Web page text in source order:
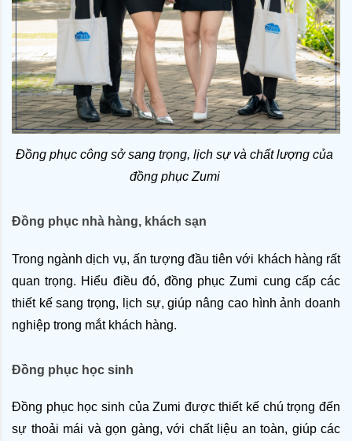
Đồng phục công sở sang trọng, lịch sự và chất lượng của
đồng phục Zumi
Đồng phục nhà hàng, khách sạn
Trong ngành dịch vụ, ấn tượng đầu tiên với khách hàng rất
quan trọng. Hiểu điều đó, đồng phục Zumi cung cấp các
thiết kế sang trọng, lịch sự, giúp nâng cao hình ảnh doanh
nghiệp trong mắt khách hàng.
Đồng phục học sinh
Đồng phục học sinh của Zumi được thiết kế chú trọng đến
sự thoải mái và gọn gàng, với chất liệu an toàn, giúp các